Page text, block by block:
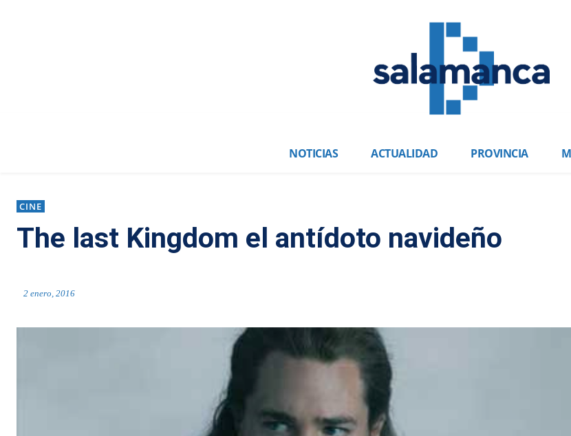
NOTICIAS ACTUALIDAD PROVINCIA
CINE
The last Kingdom el antídoto navideño
2 enero, 2016